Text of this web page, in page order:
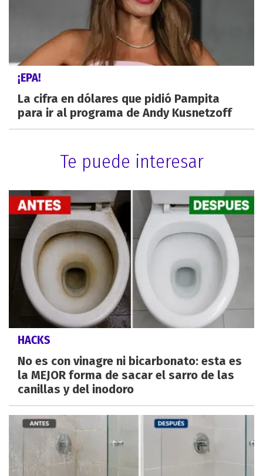
¡EPA!
La cifra en dólares que pidió Pampita
para ir al programa de Andy Kusnetzoff
Te puede interesar
HACKS
No es con vinagre ni bicarbonato: esta es
la MEJOR forma de sacar el sarro de las
canillas y del inodoro